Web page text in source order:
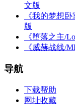
文版
《我的梦想
版
《堕落之主/
《威赫战线/
导航
下载帮助
网址收藏